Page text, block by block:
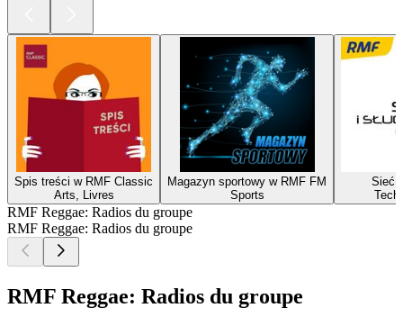
Spis treści w RMF Classic
Arts, Livres
Magazyn sportowy w RMF FM
Sports
Sieć i
RMF Reggae: Radios du groupe
RMF Reggae: Radios du groupe
RMF Reggae: Radios du groupe